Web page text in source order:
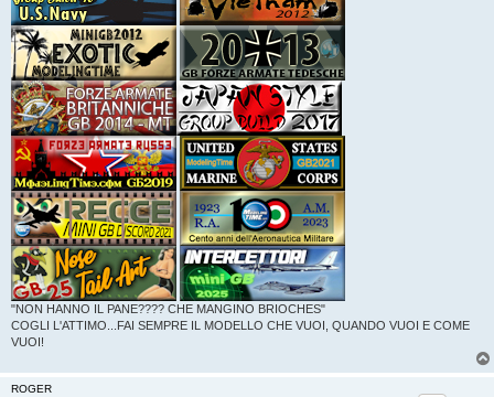
"NON HANNO IL PANE???? CHE MANGINO BRIOCHES"
COGLI L'ATTIMO...FAI SEMPRE IL MODELLO CHE VUOI, QUANDO VUOI E COME
VUOI!
ROGER